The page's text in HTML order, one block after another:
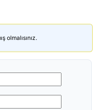
olmalısınız.